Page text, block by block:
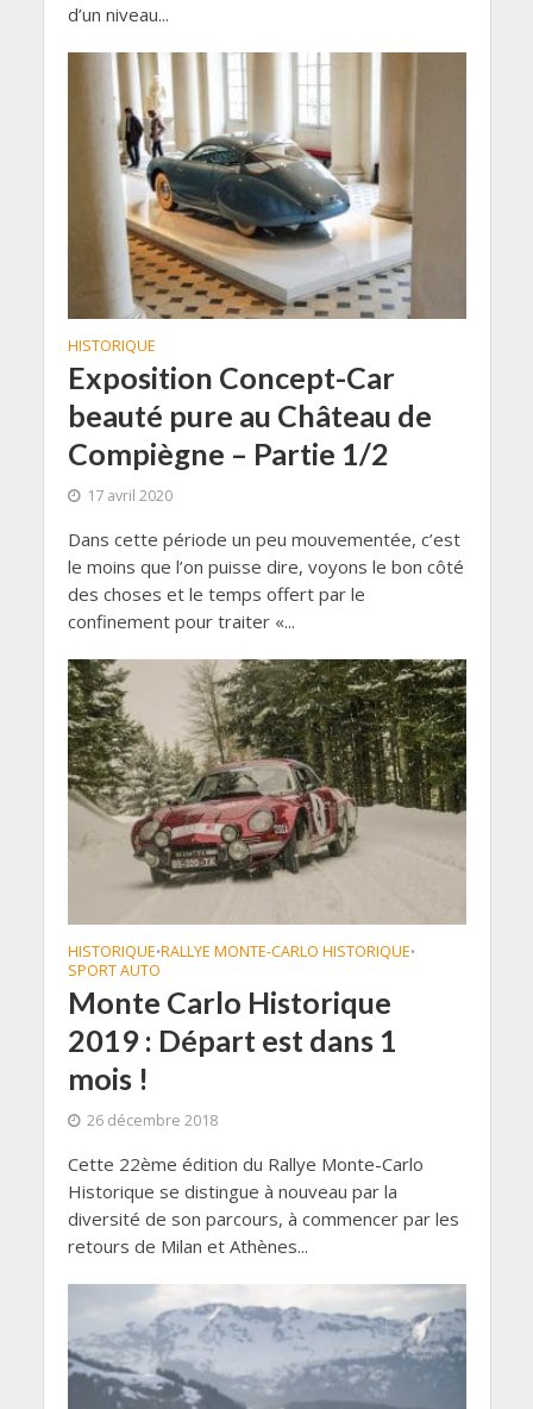
d’un niveau...
HISTORIQUE
Exposition Concept-Car
beauté pure au Château de
Compiègne – Partie 1/2
17 avril 2020
Dans cette période un peu mouvementée, c’est
le moins que l’on puisse dire, voyons le bon côté
des choses et le temps offert par le
confinement pour traiter «...
HISTORIQUE•RALLYE MONTE-CARLO HISTORIQUE•
SPORT AUTO
Monte Carlo Historique
2019 : Départ est dans 1
mois !
26 décembre 2018
Cette 22ème édition du Rallye Monte-Carlo
Historique se distingue à nouveau par la
diversité de son parcours, à commencer par les
retours de Milan et Athènes...